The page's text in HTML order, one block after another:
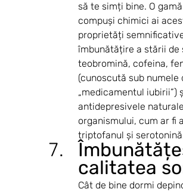
să te simți bine. O
compuși chimici ai
proprietăți
îmbunătățire a stării de
teobromină, cofeina,
(cunoscută sub numele
„medicamentul iubirii”)
antidepresivele
organismului, cum ar fi
triptofanul și
calitatea
Cât de bine dormi